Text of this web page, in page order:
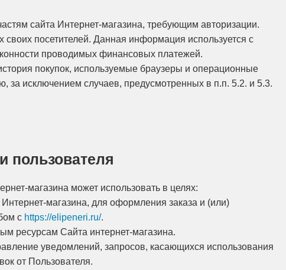
сайта Интернет-магазина, требующим авторизации.
своих посетителей. Данная информация используется с
проводимых финансовых платежей.
покупок, используемые браузеры и операционные
исключением случаев, предусмотренных в п.п. 5.2. и 5.3.
пользователя
магазина может использовать в целях:
магазина, для оформления заказа и (или)
с https://elipeneri.ru/.
ресурсам Сайта интернет-магазина.
уведомлений, запросов, касающихся использования
от Пользователя.